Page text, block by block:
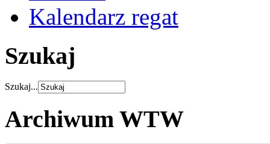
Kalendarz regat
Szukaj
Szukaj...
Archiwum WTW